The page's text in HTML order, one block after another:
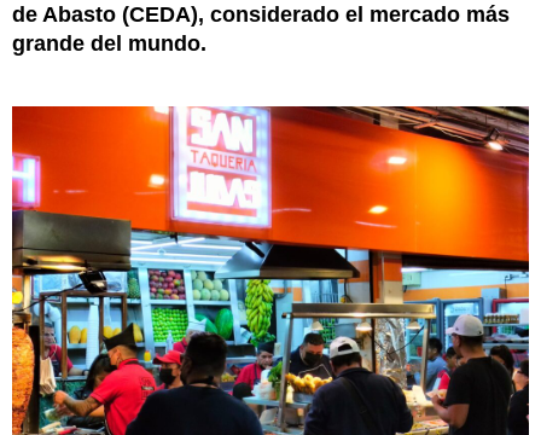
de Abasto (CEDA), considerado el mercado más
grande del mundo.